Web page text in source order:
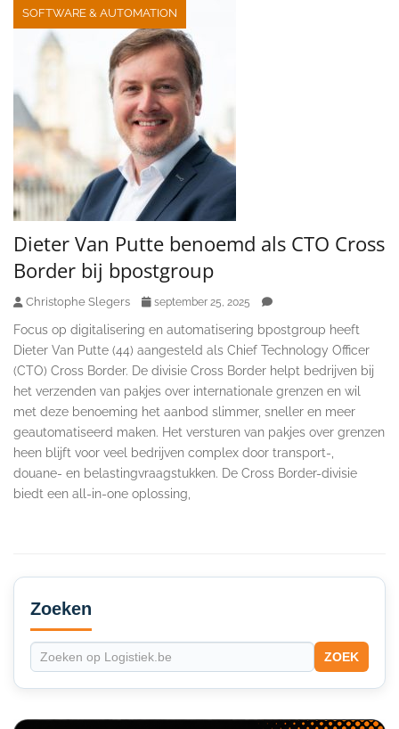
SOFTWARE & AUTOMATION
Dieter Van Putte benoemd als CTO Cross
Border bij bpostgroup
Christophe Slegers september 25, 2025
Focus op digitalisering en automatisering bpostgroup heeft
Dieter Van Putte (44) aangesteld als Chief Technology Officer
(CTO) Cross Border. De divisie Cross Border helpt bedrijven bij
het verzenden van pakjes over internationale grenzen en wil
met deze benoeming het aanbod slimmer, sneller en meer
geautomatiseerd maken. Het versturen van pakjes over grenzen
heen blijft voor veel bedrijven complex door transport-,
douane- en belastingvraagstukken. De Cross Border-divisie
biedt een all-in-one oplossing,
Secondary
Sidebar
Zoeken
ZOEK